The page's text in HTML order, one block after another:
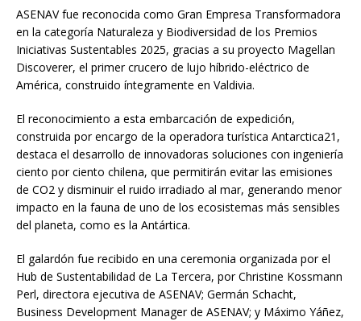
ASENAV fue reconocida como Gran Empresa Transformadora
en la categoría Naturaleza y Biodiversidad de los Premios
Iniciativas Sustentables 2025, gracias a su proyecto Magellan
Discoverer, el primer crucero de lujo híbrido-eléctrico de
América, construido íntegramente en Valdivia.
El reconocimiento a esta embarcación de expedición,
construida por encargo de la operadora turística Antarctica21,
destaca el desarrollo de innovadoras soluciones con ingeniería
ciento por ciento chilena, que permitirán evitar las emisiones
de CO2 y disminuir el ruido irradiado al mar, generando menor
impacto en la fauna de uno de los ecosistemas más sensibles
del planeta, como es la Antártica.
El galardón fue recibido en una ceremonia organizada por el
Hub de Sustentabilidad de La Tercera, por Christine Kossmann
Perl, directora ejecutiva de ASENAV; Germán Schacht,
Business Development Manager de ASENAV; y Máximo Yáñez,